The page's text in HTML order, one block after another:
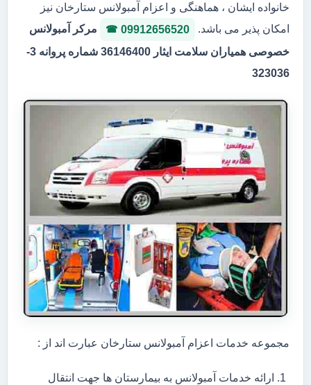
خانواده ایشان ، هماهنگی و اعزام آمبولانس ستارخان نیز
امکان پذیر می باشد.
09912656520
مرکر آمبولانس
خصوصی همیاران سلامت ایثار 36146400 شماره پروانه 3-
323036
مجموعه خدمات اعزام آمبولانس ستارخان عبارت اند از :
ارائه خدمات آمبولانس به بیمارستان ها جهت انتقال